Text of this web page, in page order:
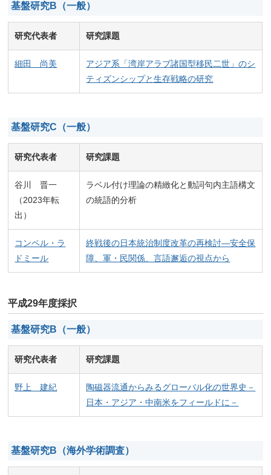
基盤研究B（一般）
研究代表者 研究課題
細田 尚美
アジア系「湾岸アラブ諸国型移民二世」のシ
ティズンシップと生存戦略の研究
基盤研究C（一般）
研究代表者 研究課題
谷川 晋一
（2023年転
出）
ラベル付け理論の精緻化と動詞句内主語構文
の統語的分析
コンペル・ラ
ドミール
終戦後の日本統治制度改革の再検討―安全保
障、軍・民関係、言語邂逅の視点から
平成29年度採択
基盤研究B（一般）
研究代表者 研究課題
野上 建紀
陶磁器流通からみるグローバル化の世界史－
日本・アジア・中南米をフィールドに－
基盤研究B（海外学術調査）